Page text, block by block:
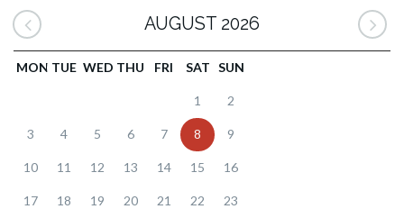
AUGUST 2026
MON TUE WED THU FRI SAT SUN
1 2
3 4 5 6 7 8 9
10 11 12 13 14 15 16
17 18 19 20 21 22 23